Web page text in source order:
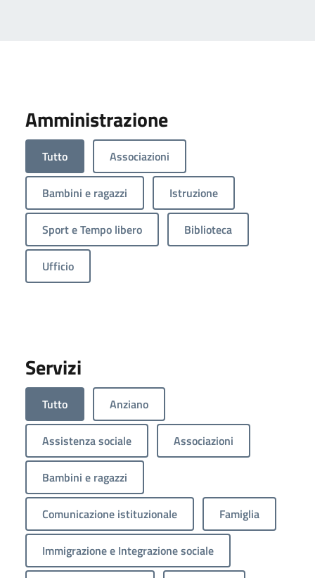
Amministrazione
Tutto Associazioni
Bambini e ragazzi Istruzione
Sport e Tempo libero Biblioteca
Ufficio
Servizi
Tutto Anziano
Assistenza sociale Associazioni
Bambini e ragazzi
Comunicazione istituzionale Famiglia
Immigrazione e Integrazione sociale